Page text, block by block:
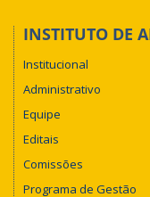
INSTITUTO DE
Institucional
Administrativo
Equipe
Editais
Comissões
Programa de Gestão